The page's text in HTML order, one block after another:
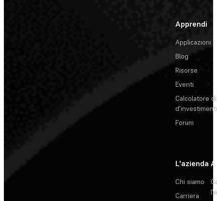
Apprendi
Applicazioni
Blog
Risorse
Eventi
Calcolatore
Forum
L'azienda
Chi siamo
Carriera